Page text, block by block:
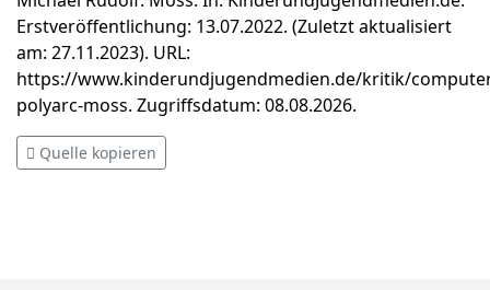
Erstveröffentlichung: 13.07.2022. (Zuletzt aktualisiert
am: 27.11.2023). URL:
https://www.kinderundjugendmedien.de/kritik/
polyarc-moss. Zugriffsdatum: 08.08.2026.
Quelle kopieren